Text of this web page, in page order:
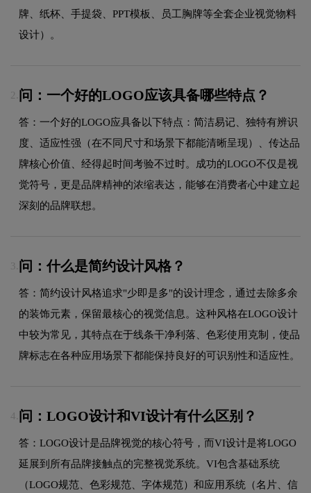
牌、纸杯、手提袋、PPT模板、员工胸牌等全套企业视觉物料
设计）。
2. 问：一个好的LOGO应该具备哪些特点？
答：一个好的LOGO应具备以下特点：简洁易记、独特有辨识
度、适应性强（在不同尺寸和场景下都能清晰呈现）、传达品
牌核心价值、经得起时间考验不过时。成功的LOGO不仅是视
觉符号，更是品牌精神的浓缩表达，能够在消费者心中建立起
深刻的品牌联想。
3. 问：什么是简约设计风格？
答：简约设计风格追求"少即是多"的设计理念，通过去除多余
的装饰元素，保留最核心的视觉信息。这种风格在LOGO设计
中较为常见，其特点在于线条干净利落、色彩使用克制，使品
牌标志在各种应用场景下都能保持良好的可识别性和适应性。
4. 问：LOGO设计和VI设计有什么区别？
答：LOGO设计是品牌视觉的核心符号，而VI设计是将LOGO
延展到所有品牌接触点的完整视觉系统。VI包含基础系统
（LOGO规范、色彩规范、字体规范）和应用系统（名片、信